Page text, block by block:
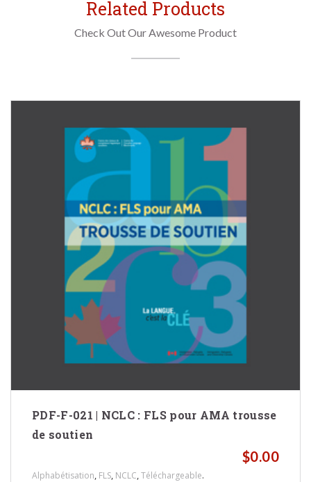
Related Products
Check Out Our Awesome Product
PDF-F-021 | NCLC : FLS pour AMA trousse
de soutien
$0.00
Alphabétisation, FLS, NCLC,Téléchargeable.